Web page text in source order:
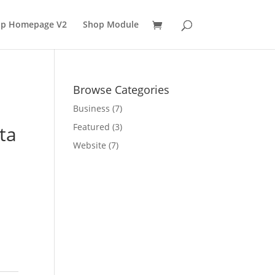
Homepage V2 Shop Module
Browse Categories
Business (7)
Featured (3)
Website (7)